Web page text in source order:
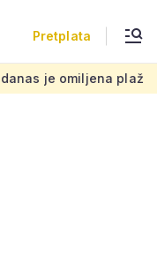
Pretplata
a na starim